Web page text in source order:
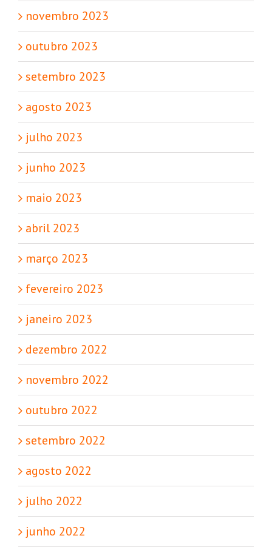
novembro 2023
outubro 2023
setembro 2023
agosto 2023
julho 2023
junho 2023
maio 2023
abril 2023
março 2023
fevereiro 2023
janeiro 2023
dezembro 2022
novembro 2022
outubro 2022
setembro 2022
agosto 2022
julho 2022
junho 2022